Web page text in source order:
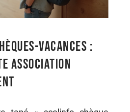
Vacances :
association